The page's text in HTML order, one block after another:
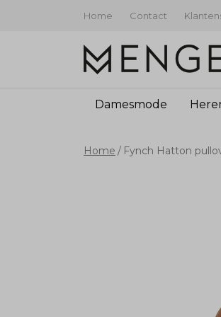
Home Contact
Damesmode
Fynch
Hatton
Home Fynch Hatton